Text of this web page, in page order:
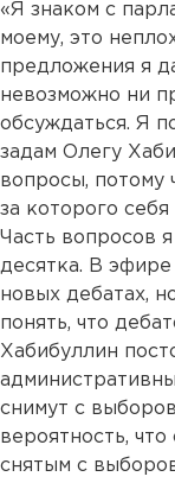
«Я знаком с
моему, это
предложения я
невозможно ни
обсуждаться. Я
задам Олегу
вопросы, потому
за которого себя
Часть вопросов
десятка. В
новых дебатах,
понять, что
Хабибуллин
снимут с
вероятность,
снятым с